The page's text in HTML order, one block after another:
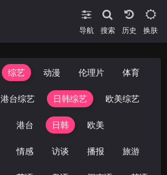
导航 搜索 换肤
综艺 动漫 伦理片 体育
港台综艺 日韩综艺 欧美综艺
港台 日韩 欧美
情感 访谈 播报 旅游